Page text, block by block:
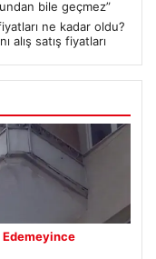
bile geçmez”
ne kadar oldu?
alış satış fiyatları
Edemeyince